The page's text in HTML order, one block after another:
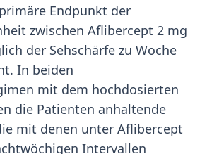
Endpunkt der
zwischen Aflibercept 2 mg
der Sehschärfe zu Woche
In beiden
mit dem hochdosierten
die Patienten anhaltende
mit denen unter Aflibercept
Intervallen